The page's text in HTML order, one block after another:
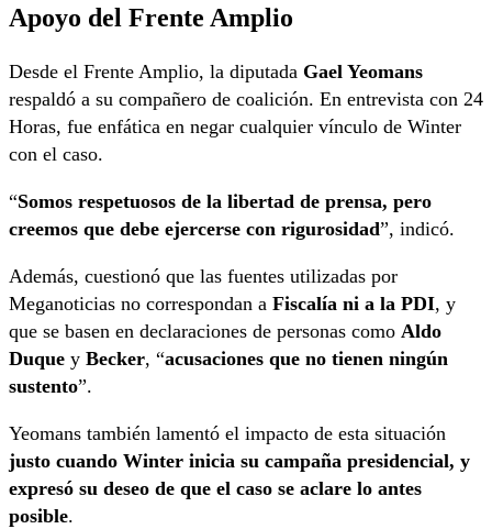
Apoyo del Frente Amplio
Desde el Frente Amplio, la diputada Gael Yeomans
respaldó a su compañero de coalición. En entrevista con 24
Horas, fue enfática en negar cualquier vínculo de Winter
con el caso.
“Somos respetuosos de la libertad de prensa, pero
creemos que debe ejercerse con rigurosidad”, indicó.
Además, cuestionó que las fuentes utilizadas por
Meganoticias no correspondan a Fiscalía ni a la PDI, y
que se basen en declaraciones de personas como Aldo
Duque y Becker, “acusaciones que no tienen ningún
sustento”.
Yeomans también lamentó el impacto de esta situación
justo cuando Winter inicia su campaña presidencial, y
expresó su deseo de que el caso se aclare lo antes
posible.